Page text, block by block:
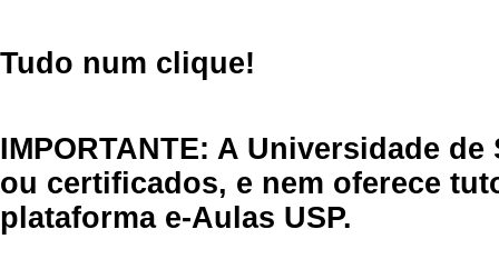
Tudo num clique!
IMPORTANTE: A Universidade
ou certificados, e nem oferece
plataforma e-Aulas USP.